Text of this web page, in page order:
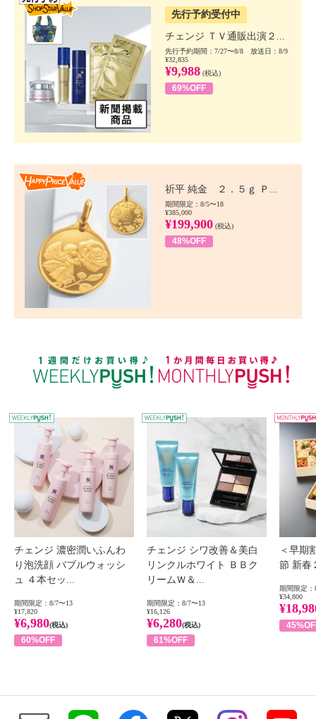
先行予約受付中
チェンジ ＴＶ通販出演２...
先行予約期間：7/27〜8/8 放送日：8/9
¥32,835
¥9,988 (税込)
69%OFF
祈平 純金 ２．５ｇ Ｐ...
期間限定：8/5〜18
¥385,000
¥199,900 (税込)
48%OFF
WEEKLY PUSH
チェンジ 濃密潤いふんわ
り泡洗顔 バブルウォッシ
ュ ４本セッ...
期間限定：8/7〜13
¥17,820
¥6,980(税込)
60%OFF
チェンジ シワ改善＆美白
リンクルホワイト ＢＢク
リームＷ＆...
期間限定：8/7〜13
¥16,126
¥6,280(税込)
61%OFF
＜早期
節 新春
期間限定：
¥34,800